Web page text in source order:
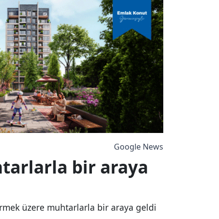
Google News
bir araya
üzere muhtarlarla bir araya geldi